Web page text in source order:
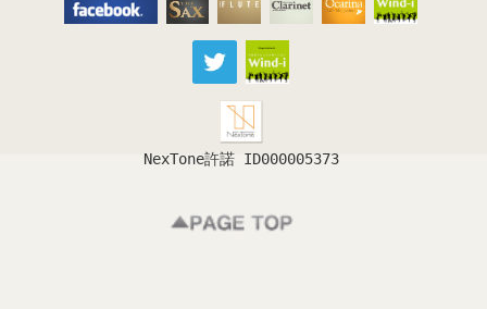
THE SAX The Clarinet
Ocarina
NexTone許諾 ID000005373